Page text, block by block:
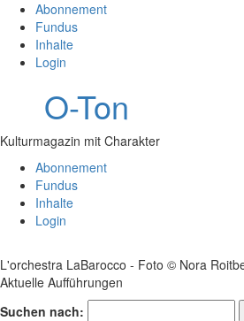
Abonnement
Fundus
Inhalte
Login
O-Ton
Kulturmagazin mit Charakter
Abonnement
Fundus
Inhalte
Login
L'orchestra LaBarocco - Foto © Nora
Aktuelle Aufführungen
Suchen nach: